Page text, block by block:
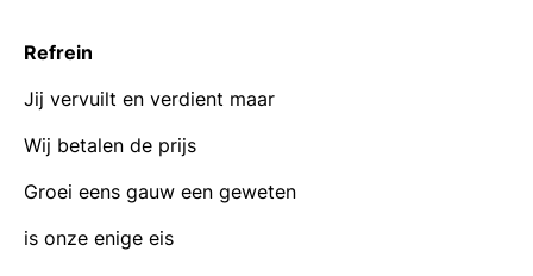
Refrein
Jij vervuilt en verdient maar
Wij betalen de prijs
Groei eens gauw een geweten
is onze enige eis